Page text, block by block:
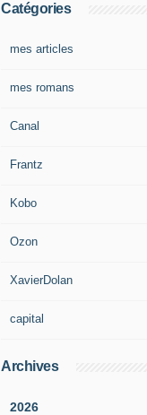
Catégories
mes articles
mes romans
Canal
Frantz
Kobo
Ozon
XavierDolan
capital
Archives
2026